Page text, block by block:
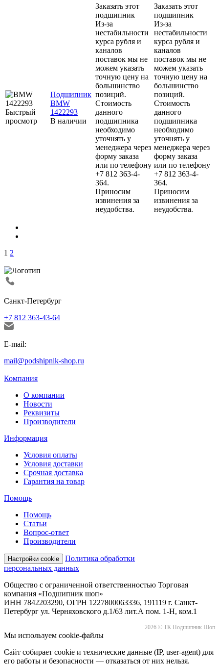
Быстрый
просмотр
Подшипник
BMW
1422293
В наличии
Заказать этот
подшипник
Из-за
нестабильности
курса рубля и
каналов
поставок мы не
можем указать
точную цену на
большинство
позиций.
Стоимость
данного
подшипника
необходимо
уточнять у
менеджера через
форму заказа
или по телефону
+7 812 363-4-
364.
Приносим
извинения за
неудобства.
Заказать этот
подшипник
Из-за
нестабильности
курса рубля и
каналов
поставок мы не
можем указать
точную цену на
большинство
позиций.
Стоимость
данного
подшипника
необходимо
уточнять у
менеджера через
форму заказа
или по телефону
+7 812 363-4-
364.
Приносим
извинения за
неудобства.
1 2
Санкт-Петербург
+7 812 363-43-64
E-mail:
mail@podshipnik-shop.ru
Компания
О компании
Новости
Реквизиты
Производители
Информация
Условия оплаты
Условия доставки
Срочная доставка
Гарантия на товар
Помощь
Помощь
Статьи
Вопрос-ответ
Производители
Настройки cookie
Политика обработки
персональных данных
Общество с ограниченной ответственностью Торговая
компания «Подшипник шоп»
ИНН 7842203290, ОГРН 1227800063336, 191119 г. Санкт-
Петербург ул. Черняховского д.1/63 лит.А пом. 1-Н, ком.1
2026 © ТК Подшипник Шоп
Мы используем cookie-файлы
Сайт собирает cookie и технические данные (IP, user-agent) для
его работы и безопасности — отказаться от них нельзя.